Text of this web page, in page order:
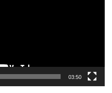
03:50